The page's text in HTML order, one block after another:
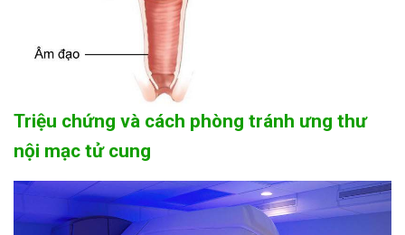
Triệu chứng và cách phòng tránh ưng thư
nội mạc tử cung